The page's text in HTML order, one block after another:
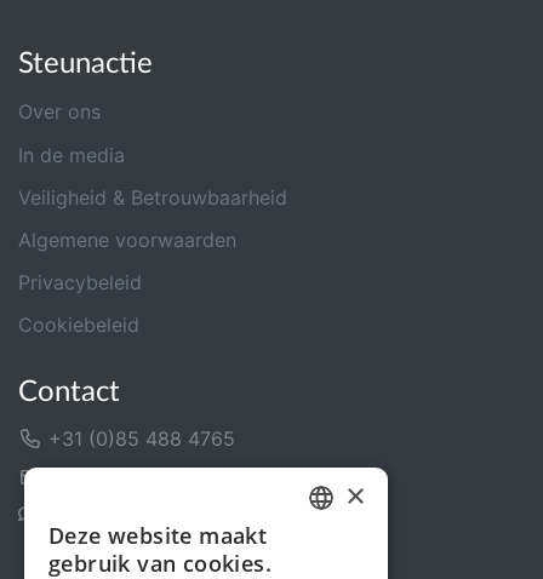
Steunactie
Over ons
In de media
Veiligheid & Betrouwbaarheid
Algemene voorwaarden
Privacybeleid
Cookiebeleid
Contact
+31 (0)85 488 4765
×
Deze website maakt
gebruik van cookies.